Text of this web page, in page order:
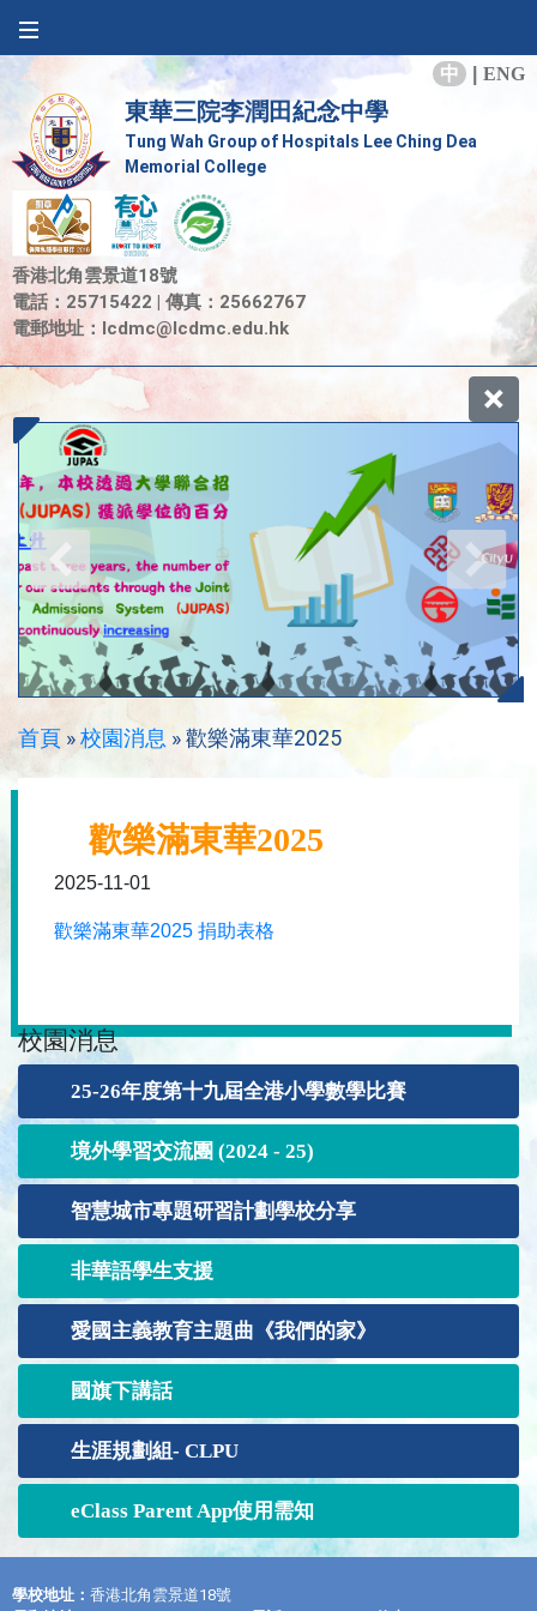
中 ENG
東華三院李潤田紀念中學
Tung Wah Group of Hospitals Lee Ching Dea
Memorial College
香港北角雲景道18號
電話：25715422 | 傳真：25662767
電郵地址： lcdmc@lcdmc.edu.hk
首頁 »校園消息 »歡樂滿東華2025
歡樂滿東華2025
2025-11-01
歡樂滿東華2025 捐助表格
校園消息
25-26年度第十九屆全港小學數學比賽
境外學習交流團 (2024 - 25)
智慧城市專題研習計劃學校分享
非華語學生支援
愛國主義教育主題曲《我們的家》
國旗下講話
生涯規劃組- CLPU
eClass Parent App使用需知
學校地址： 香港北角雲景道18號